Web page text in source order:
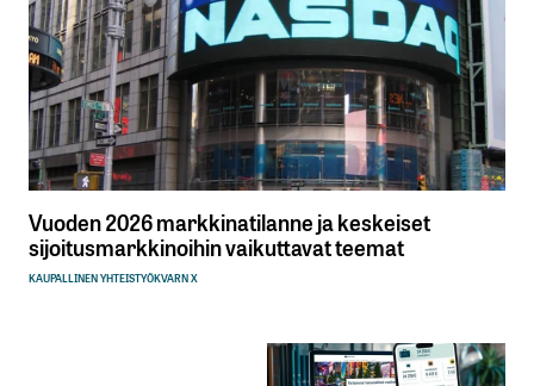
Vuoden 2026 markkinatilanne ja keskeiset
sijoitusmarkkinoihin vaikuttavat teemat
KAUPALLINEN YHTEISTYÖKVARN X